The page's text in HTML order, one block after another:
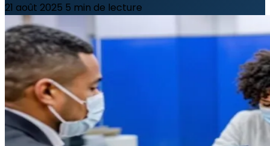
21 août 2025 5 min de lecture